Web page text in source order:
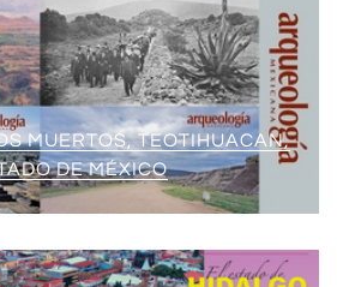
MUERTOS, TEOTIHUACAN,
DE MÉXICO